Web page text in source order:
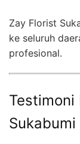
Zay Florist
ke seluruh
profesional.
Testimoni
Sukabumi